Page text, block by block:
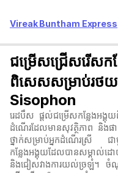
Vireak Buntham Express
ជម្រើសជ្រើសរើសក
ពិសេសសម្រាប់រថយ
Sisophon
រេដបឹស ផ្តល់ជម្រើសកន្លែងអង្គុ
ដំណើរដែលមានសុវត្ថិភាព និងផា
ថ្នាក់សម្រាប់អ្នកដំណើរស្រី ជា
កន្លែងអង្គុយដែលបានសម្គាល់
និងជៀសវាងការយល់ច្រឡំ។ ចំណុ